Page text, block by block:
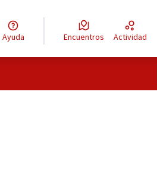
Ayuda Encuentros Actividad